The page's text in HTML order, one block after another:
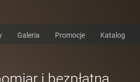
Galeria Promocje Katalog